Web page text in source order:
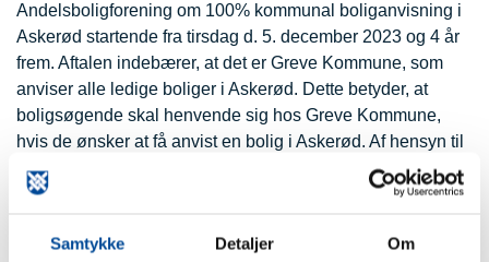
Samtykke Detaljer Om
Andelsboligforening om 100% kommunal boliganvisning i
Askerød startende fra tirsdag d. 5. december 2023 og 4 år
frem. Aftalen indebærer, at det er Greve Kommune, som
anviser alle ledige boliger i Askerød. Dette betyder, at
boligsøgende skal henvende sig hos Greve Kommune,
hvis de ønsker at få anvist en bolig i Askerød. Af hensyn til
beboersammensætningen i boligområdet har Greve
Kommune i samarbejde med boligselskabet fastsat nogle
vurderingen af den boligsøgendes behov overfor